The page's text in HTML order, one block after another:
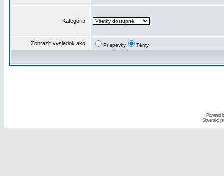
Kategória:
Zobraziť výsledok ako: Príspevky Témy
Powered
Slovenský